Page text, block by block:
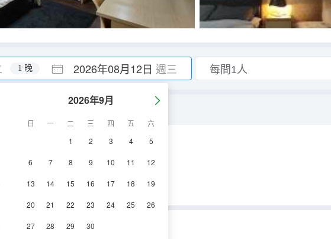
2026年08月12日 週三
1 晚
2026年9月
日 一 二 三 四 五
六
1
2 3 4 5
6 7 8 9 10 11 12
13 14 15 16 17 18 19
20 21 22 23 24 25 26
27 28 29 30